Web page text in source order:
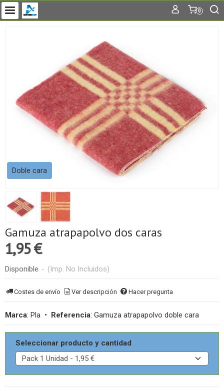
0
Doble cara
Gamuza atrapapolvo dos caras
1,95 €
Disponible - (Imp. No Incluidos)
Costes de envío Ver descripción Hacer pregunta
Marca: Pla • Referencia: Gamuza atrapapolvo doble cara
Seleccionar producto y cantidad